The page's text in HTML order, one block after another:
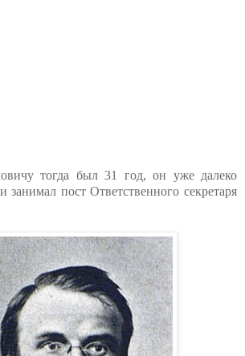
тогда был 31 год, он уже далеко
пост Ответственного секретаря